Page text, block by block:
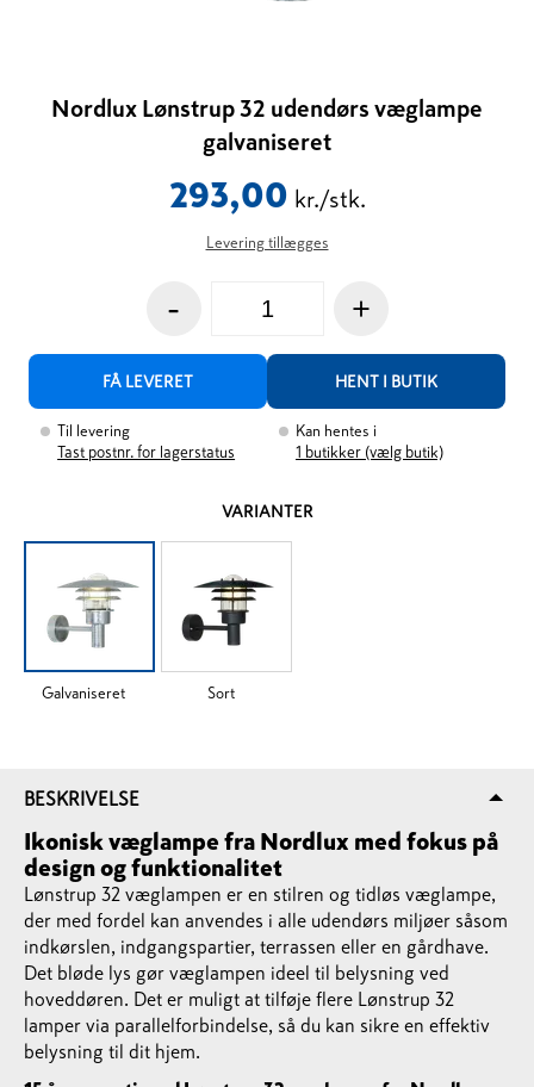
Nordlux Lønstrup 32 udendørs væglampe
galvaniseret
293,00 kr./stk.
Levering tillægges
- +
FÅ LEVERET HENT I BUTIK
Til levering
Tast postnr. for lagerstatus
Kan hentes i
1 butikker (vælg butik)
VARIANTER
Galvaniseret Sort
BESKRIVELSE
Ikonisk væglampe fra Nordlux med fokus på
design og funktionalitet
Lønstrup 32 væglampen er en stilren og tidløs væglampe,
der med fordel kan anvendes i alle udendørs miljøer såsom
indkørslen, indgangspartier, terrassen eller en gårdhave.
Det bløde lys gør væglampen ideel til belysning ved
hoveddøren. Det er muligt at tilføje flere Lønstrup 32
lamper via parallelforbindelse, så du kan sikre en effektiv
belysning til dit hjem.